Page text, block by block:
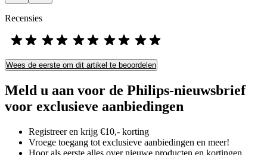
Recensies
Wees de eerste om dit artikel te beoordelen
Meld u aan voor de Philips-nieuwsbrief
voor exclusieve aanbiedingen
Registreer en krijg €10,- korting
Vroege toegang tot exclusieve aanbiedingen en meer!
Hoor als eerste alles over nieuwe producten en kortingen